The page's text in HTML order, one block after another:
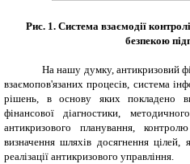
Рис. 1. Система взаємодії
безпекою
На нашу думку, антикризовий
взаємопов'язаних процесів, система
рішень, в основу яких покладено
фінансової діагностики,
антикризового планування,
визначення шляхів досягнення цілей,
реалізації антикризового управління.